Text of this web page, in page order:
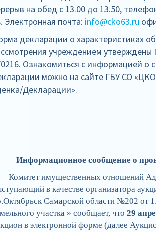
на обед с 13.00 до 13.50,
Электронная почта: info@cko63.ru
декларации о характеристиках
учреждением
Ознакомиться с информацией о
можно на сайте ГБУ СО
Декларации».
Информационное сообщение о
Комитет имущественных отношений
в качестве организатора
Самарской области №202 от
участка » сообщает, что 29
в электронной форме (далее